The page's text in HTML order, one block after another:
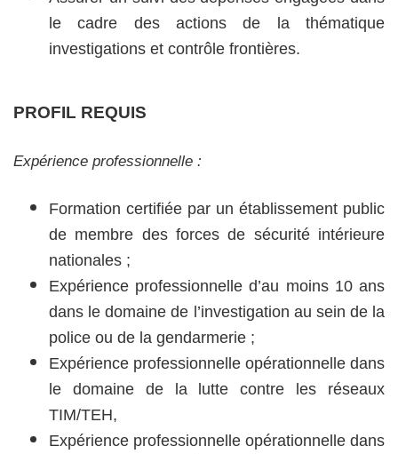
le cadre des actions de la thématique
investigations et contrôle frontières.
PROFIL REQUIS
Expérience professionnelle :
Formation certifiée par un établissement public
de membre des forces de sécurité intérieure
nationales ;
Expérience professionnelle d’au moins 10 ans
dans le domaine de l’investigation au sein de la
police ou de la gendarmerie ;
Expérience professionnelle opérationnelle dans
le domaine de la lutte contre les réseaux
TIM/TEH,
Expérience professionnelle opérationnelle dans